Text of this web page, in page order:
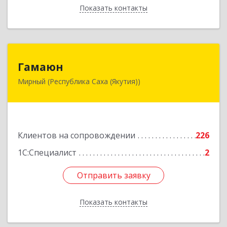
Показать контакты
Назад
Гамаюн
Мирный (Республика Саха (Якутия))
Клиентов на сопровождении
226
1С:Специалист
2
Отправить заявку
Показать контакты
678170, Саха /Якутия/ Респ, Мирнинский у,
Подробнее
Отправить заявку
Назад